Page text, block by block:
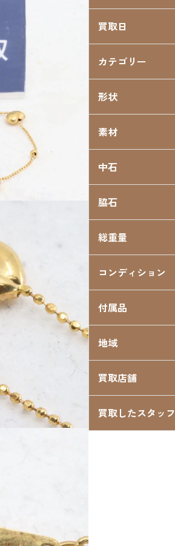
買取日
カテゴリー
形状
素材
中石
脇石
総重量
コンディション
付属品
地域
買取店舗
買取したスタッフ